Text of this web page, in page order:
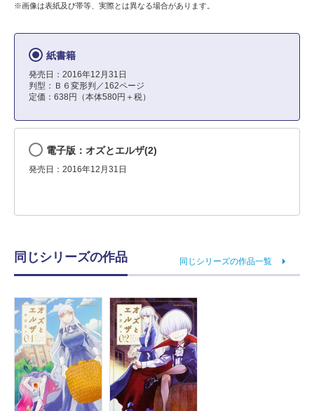
※画像は表紙及び帯等、実際とは異なる場合があります。
紙書籍
発売日：2016年12月31日
判型：Ｂ６変形判／162ページ
定価：638円（本体580円＋税）
電子版：オズとエルザ(2)
発売日：2016年12月31日
同じシリーズの作品 同じシリーズの作品一覧